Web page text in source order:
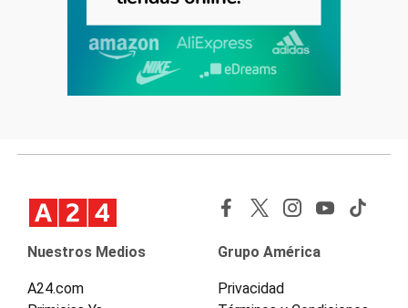
Nuestros Medios
A24.com
Grupo América
Privacidad